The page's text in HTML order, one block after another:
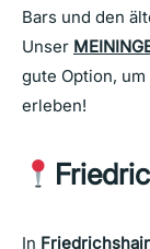
Bars und den
Unser
gute Option,
erleben!
In